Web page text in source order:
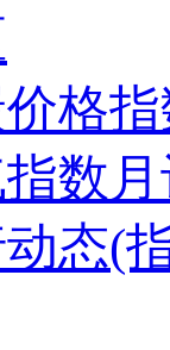
格
数
态(